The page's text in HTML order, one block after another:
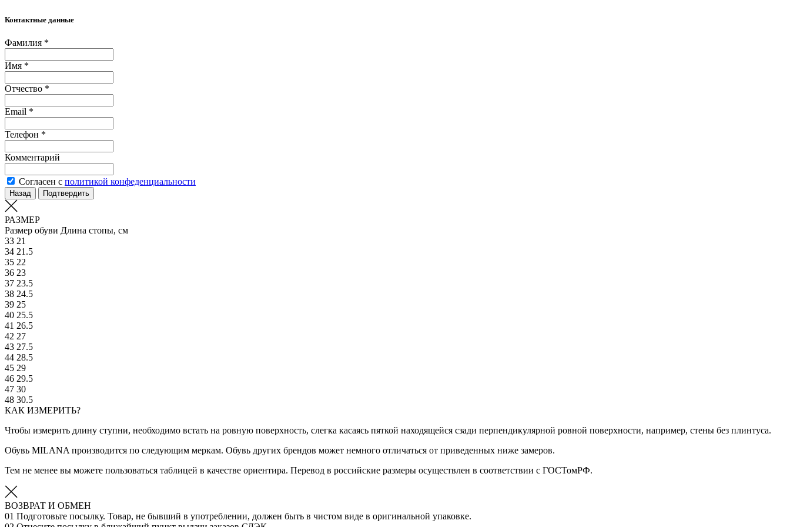
Контактные данные
Фамилия *
Имя *
Отчество *
Email *
Телефон *
Комментарий
Согласен с политикой конфеденциальности
Назад Подтвердить
РАЗМЕР
Размер обуви Длина стопы, см
33 21
34 21.5
35 22
36 23
37 23.5
38 24.5
39 25
40 25.5
41 26.5
42 27
43 27.5
44 28.5
45 29
46 29.5
47 30
48 30.5
КАК ИЗМЕРИТЬ?
Чтобы измерить длину ступни, необходимо встать на ровную поверхность, слегка касаясь пяткой находящейся сзади перпендикулярной ровной поверхности, например, стены без плинтуса.
Обувь MILANA производится по следующим меркам. Обувь других брендов может немного отличаться от приведенных ниже замеров.
Тем не менее вы можете пользоваться таблицей в качестве ориентира. Перевод в российские размеры осуществлен в соответствии с ГОСТомРФ.
ВОЗВРАТ И ОБМЕН
01 Подготовьте посылку. Товар, не бывший в употреблении, должен быть в чистом виде в оригинальной упаковке.